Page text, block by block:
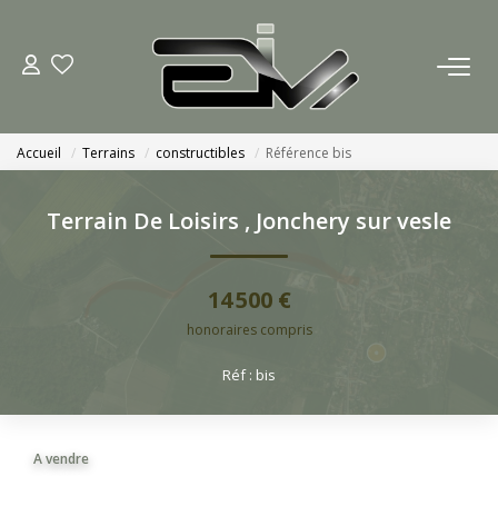
ACCUEIL
AGENCES
Nous Rejoindre
ESTIMATION
Accueil Terrains constructibles Référence bis
Terrain De Loisirs , Jonchery sur vesle
14 500 €
honoraires compris
Réf : bis
A vendre